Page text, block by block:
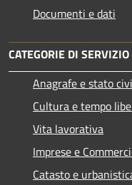
Documenti e dati
CATEGORIE DI SERVIZIO
Anagrafe e stato
Cultura e tempo
Vita lavorativa
Imprese e
Catasto e